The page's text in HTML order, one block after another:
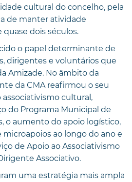
cultural do concelho, pela
de manter atividade
dois séculos.
o papel determinante de
dirigentes e voluntários que
Amizade. No âmbito da
da CMA reafirmou o seu
cultural,
do Programa Municipal de
o aumento do apoio logístico,
microapoios ao longo do ano e
de Apoio ao Associativismo
Associativo.
uma estratégia mais ampla